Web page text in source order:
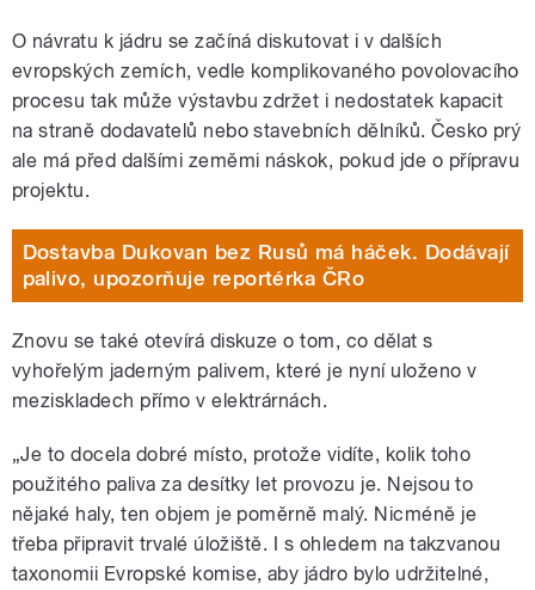
O návratu k jádru se začíná diskutovat i v dalších
evropských zemích, vedle komplikovaného povolovacího
procesu tak může výstavbu zdržet i nedostatek kapacit
na straně dodavatelů nebo stavebních dělníků. Česko prý
ale má před dalšími zeměmi náskok, pokud jde o přípravu
projektu.
Dostavba Dukovan bez Rusů má háček. Dodávají
palivo, upozorňuje reportérka ČRo
Znovu se také otevírá diskuze o tom, co dělat s
vyhořelým jaderným palivem, které je nyní uloženo v
meziskladech přímo v elektrárnách.
„Je to docela dobré místo, protože vidíte, kolik toho
použitého paliva za desítky let provozu je. Nejsou to
nějaké haly, ten objem je poměrně malý. Nicméně je
třeba připravit trvalé úložiště. I s ohledem na takzvanou
taxonomii Evropské komise, aby jádro bylo udržitelné,